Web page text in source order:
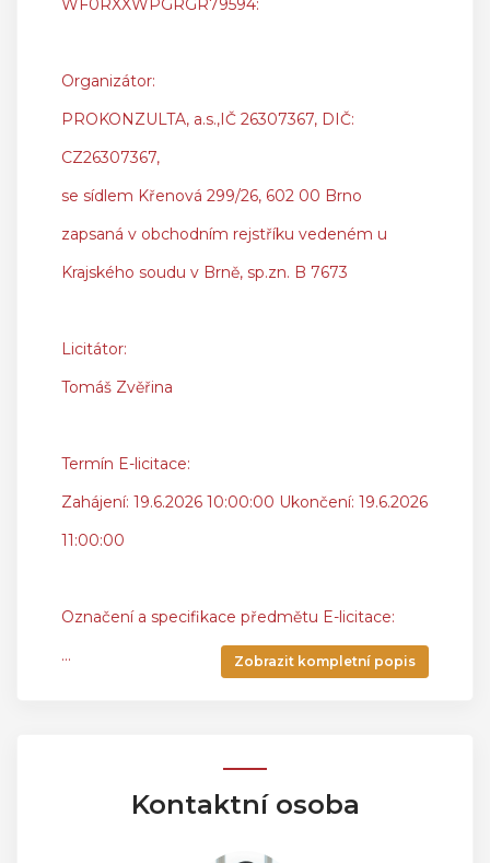
WF0RXXWPGRGR79594:
Organizátor:
PROKONZULTA, a.s.,IČ 26307367, DIČ:
CZ26307367,
se sídlem Křenová 299/26, 602 00 Brno
zapsaná v obchodním rejstříku vedeném u
Krajského soudu v Brně, sp.zn. B 7673
Licitátor:
Tomáš Zvěřina
Termín E-licitace:
Zahájení: 19.6.2026 10:00:00 Ukončení: 19.6.2026
11:00:00
Označení a specifikace předmětu E-licitace:
...
Zobrazit kompletní popis
Kontaktní osoba